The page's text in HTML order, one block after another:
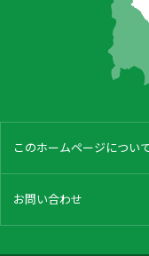
このホームページについ
お問い合わせ